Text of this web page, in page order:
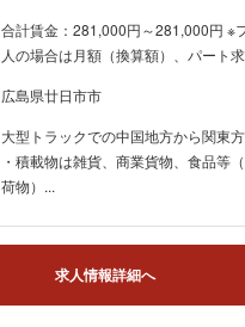
合計賃金：281,000円～281,000円 ※
人の場合は月額（換算額）、パート
広島県廿日市市
大型トラックでの中国地方から関東
・積載物は雑貨、商業貨物、食品等
荷物）...
求人情報詳細へ